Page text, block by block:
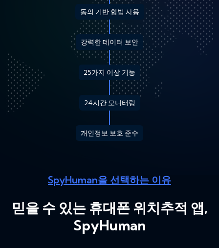
동의 기반 합법 사용
강력한 데이터 보안
25가지 이상 기능
24시간 모니터링
개인정보 보호 준수
SpyHuman을 선택하는 이유
믿을 수 있는 휴대폰 위치추적 앱,
SpyHuman